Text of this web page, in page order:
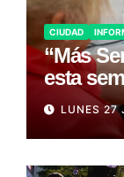
CIUDAD
“Más
esta
LUNES